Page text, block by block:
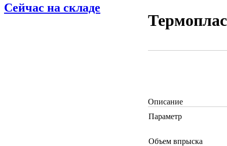
Сейчас на складе
Описание
Параметр
Объем впрыска